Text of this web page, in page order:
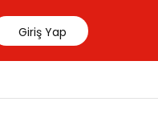
Giriş Yap